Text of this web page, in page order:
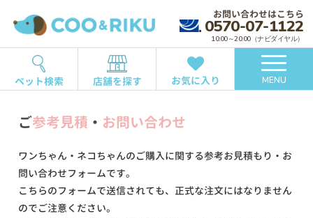
お問い合わせはこちら
0570-07-1122
10:00～20:00（ナビダイヤル）
ペット検索 店舗を探す お気に入り MENU
ご参考見積 ・ お問い合わせ
ワンちゃん・ネコちゃんのご購入に関する参考お見積もり・お
問い合わせフォームです。
こちらのフォームで送信されても、正式な注文にはなりません
のでご注意ください。